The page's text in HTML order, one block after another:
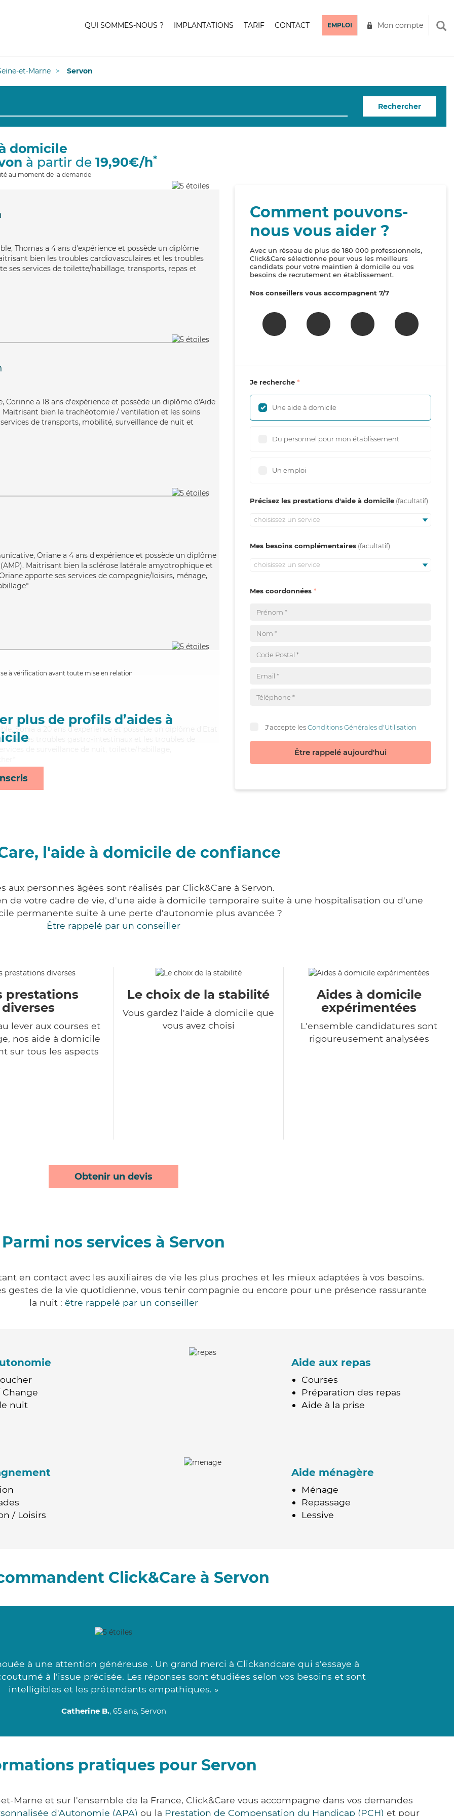
QUI SOMMES-NOUS ? IMPLANTATIONS TARIF CONTACT EMPLOI Mon compte
et-Marne Servon
Rechercher
domicile
à partir de 19,90€/h*
au moment de la demande
Thomas a 4 ans d'expérience et possède un diplôme
bien les troubles cardiovasculaires et les troubles
ses services de toilette/habillage, transports, repas et
Corinne a 18 ans d'expérience et possède un diplôme d'Aide
Maitrisant bien la trachéotomie / ventilation et les soins
de transports, mobilité, surveillance de nuit et
Oriane a 4 ans d'expérience et possède un diplôme
Maitrisant bien la sclérose latérale amyotrophique et
apporte ses services de compagnie/loisirs, ménage,
à vérification avant toute mise en relation
plus de profils d’aides à
Sonia a 20 ans d'expérience et possède un diplôme d'Etat
bien les troubles gastro-intestinaux et les troubles de
Comment pouvons-
nous vous aider ?
Avec un réseau de plus de 180 000 professionnels,
Click&Care sélectionne pour vous les meilleurs
candidats pour votre maintien à domicile ou vos
besoins de recrutement en établissement.
Nos conseillers vous accompagnent 7/7
Je recherche
Une aide à domicile
Du personnel pour mon établissement
Un emploi
Précisez les prestations d'aide à domicile
choisissez un service
Mes besoins complémentaires
choisissez un service
Mes coordonnées
J'accepte lesConditions Générales d'Utilisation
Être rappelé aujourd'hui
l'aide à domicile de confiance
aux personnes âgées sont réalisés par Click&Care à Servon.
de votre cadre de vie, d'une aide à domicile temporaire suite à une hospitalisation ou d'une
permanente suite à une perte d'autonomie plus avancée ?
Être rappelé par un conseiller
prestations
diverses
lever aux courses et
nos aide à domicile
sur tous les aspects
Le choix de la stabilité
Vous gardez l'aide à domicile que
vous avez choisi
Aides à domicile
expérimentées
L'ensemble candidatures sont
rigoureusement analysées
Obtenir un devis
Parmi nos services à Servon
en contact avec les auxiliaires de vie les plus proches et les mieux adaptées à vos besoins.
gestes de la vie quotidienne, vous tenir compagnie ou encore pour une présence rassurante
la nuit : être rappelé par un conseiller
nuit
Aide aux repas
Courses
Préparation des repas
Aide à la prise
/ Loisirs
Aide ménagère
Ménage
Repassage
Lessive
Click&Care à Servon
à une attention généreuse . Un grand merci à Clickandcare qui s'essaye à
à l'issue précisée. Les réponses sont étudiées selon vos besoins et sont
intelligibles et les prétendants empathiques. »
Catherine B., 65 ans, Servon
pratiques pour Servon
Marne et sur l'ensemble de la France, Click&Care vous accompagne dans vos demandes
d'Autonomie (APA) ou la Prestation de Compensation du Handicap (PCH) et pour